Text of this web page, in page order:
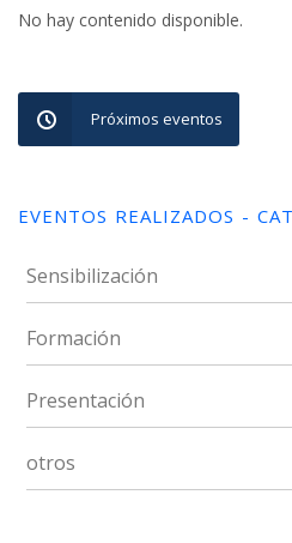
No hay contenido disponible.
Próximos eventos
EVENTOS REALIZADOS -
Sensibilización
Formación
Presentación
otros